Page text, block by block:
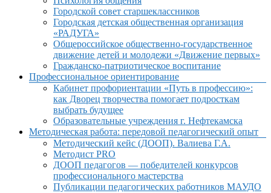
Городской совет старшеклассников
Городская детская общественная организация
«РАДУГА»
Общероссийское общественно-государственное
движение детей и молодежи «Движение первых»
Гражданско-патриотическое воспитание
Профессиональное ориентирование
Кабинет профориентации «Путь в профессию»:
как Дворец творчества помогает подросткам
выбрать будущее
Образовательные учреждения г. Нефтекамска
Методическая работа: передовой педагогический опыт
Методический кейс (ДООП). Валиева Г.А.
Методист PRO
ДООП педагогов — победителей конкурсов
профессионального мастерства
Публикации педагогических работников МАУДО